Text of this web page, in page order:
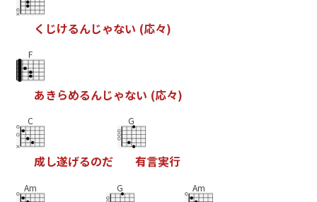
く じけるんじゃない (応々)
F
あきらめるんじゃない (応々)
C
成し遂げるのだ
G
有言実行
Am G Am